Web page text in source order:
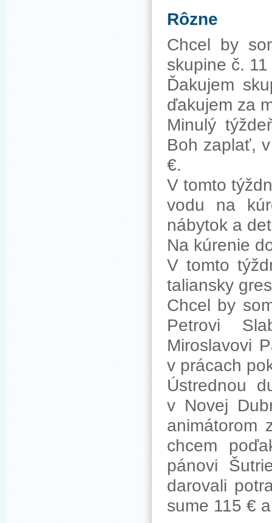
Rôzne
Chcel by
skupine č.
Ďakujem
ďakujem za
Minulý
Boh zaplať,
€.
V tomto
vodu na
nábytok a
Na kúrenie
V tomto
taliansky
Chcel by
Petrovi
Miroslavovi
v prácach
Ústrednou
v Novej
animátorom
chcem
pánovi
darovali
sume 115 €